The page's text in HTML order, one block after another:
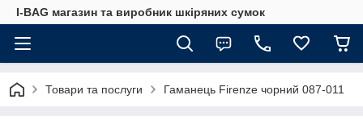
I-BAG магазин та виробник шкіряних сумок
Товари та послуги Гаманець Firenze чорний 087-011